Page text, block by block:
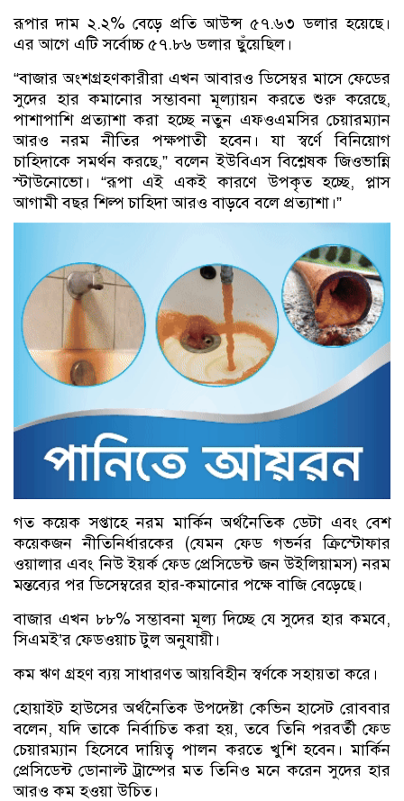
রূপার দাম ২.২% বেড়ে প্রতি আউন্স ৫৭.৬৩ ডলার হয়েছে।
এর আগে এটি সর্বোচ্চ ৫৭.৮৬ ডলার ছুঁয়েছিল।
“বাজার অংশগ্রহণকারীরা এখন আবারও ডিসেম্বর মাসে ফেডের
সুদের হার কমানোর সম্ভাবনা মূল্যায়ন করতে শুরু করেছে,
পাশাপাশি প্রত্যাশা করা হচ্ছে নতুন এফওএমসির চেয়ারম্যান
আরও নরম নীতির পক্ষপাতী হবেন। যা স্বর্ণে বিনিয়োগ
চাহিদাকে সমর্থন করছে,” বলেন ইউবিএস বিশ্লেষক জিওভান্নি
স্টাউনোভো। “রূপা এই একই কারণে উপকৃত হচ্ছে, প্লাস
আগামী বছর শিল্প চাহিদা আরও বাড়বে বলে প্রত্যাশা।”
গত কয়েক সপ্তাহে নরম মার্কিন অর্থনৈতিক ডেটা এবং বেশ
কয়েকজন নীতিনির্ধারকের (যেমন ফেড গভর্নর ক্রিস্টোফার
ওয়ালার এবং নিউ ইয়র্ক ফেড প্রেসিডেন্ট জন উইলিয়ামস) নরম
মন্তব্যের পর ডিসেম্বরের হার-কমানোর পক্ষে বাজি বেড়েছে।
বাজার এখন ৮৮% সম্ভাবনা মূল্য দিচ্ছে যে সুদের হার কমবে,
সিএমই’র ফেডওয়াচ টুল অনুযায়ী।
কম ঋণ গ্রহণ ব্যয় সাধারণত আয়বিহীন স্বর্ণকে সহায়তা করে।
হোয়াইট হাউসের অর্থনৈতিক উপদেষ্টা কেভিন হাসেট রোববার
বলেন, যদি তাকে নির্বাচিত করা হয়, তবে তিনি পরবর্তী ফেড
চেয়ারম্যান হিসেবে দায়িত্ব পালন করতে খুশি হবেন। মার্কিন
প্রেসিডেন্ট ডোনাল্ট ট্রাম্পের মত তিনিও মনে করেন সুদের হার
আরও কম হওয়া উচিত।